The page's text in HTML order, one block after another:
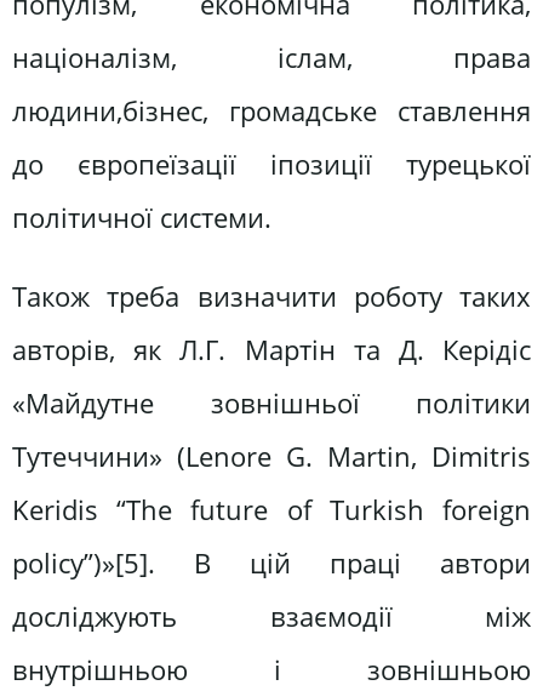
націоналізм, іслам, права
людини,бізнес, громадське ставлення
до європеїзації іпозиції турецької
політичної системи.
Також треба визначити роботу таких
авторів, як Л.Г. Мартін та Д. Керідіс
«Майдутне зовнішньої політики
Тутеччини» (Lenore G. Martin, Dimitris
Keridis “The future of Turkish foreign
policy”)»[5]. В цій праці автори
досліджують взаємодії між
внутрішньою і зовнішньою